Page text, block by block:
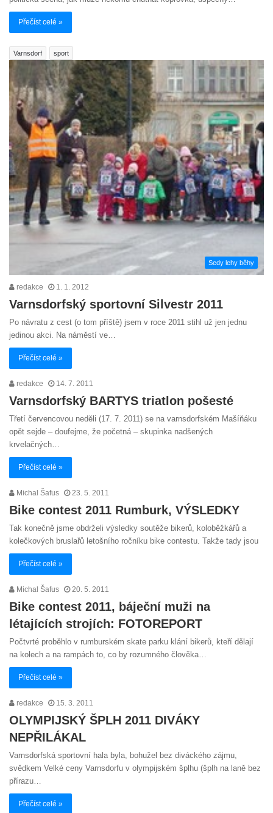
Přečíst celé »
Varnsdorf sport
Sedy lehy běhy
redakce 1. 1. 2012
Varnsdorfský sportovní Silvestr 2011
Po návratu z cest (o tom příště) jsem v roce 2011 stihl už jen jednu
jedinou akci. Na náměstí ve…
Přečíst celé »
redakce 14. 7. 2011
Varnsdorfský BARTYS triatlon pošesté
Třetí červencovou neděli (17. 7. 2011) se na varnsdorfském Mašíňáku
opět sejde – doufejme, že početná – skupinka nadšených
krvelačných…
Přečíst celé »
Michal Šafus 23. 5. 2011
Bike contest 2011 Rumburk, VÝSLEDKY
Tak konečně jsme obdrželi výsledky soutěže bikerů, koloběžkářů a
kolečkových bruslařů letošního ročníku bike contestu. Takže tady jsou
Přečíst celé »
Michal Šafus 20. 5. 2011
Bike contest 2011, báječní muži na
létajících strojích: FOTOREPORT
Počtvrté proběhlo v rumburském skate parku klání bikerů, kteří dělají
na kolech a na rampách to, co by rozumného člověka…
Přečíst celé »
redakce 15. 3. 2011
OLYMPIJSKÝ ŠPLH 2011 DIVÁKY
NEPŘILÁKAL
Varnsdorfská sportovní hala byla, bohužel bez diváckého zájmu,
svědkem Velké ceny Varnsdorfu v olympijském šplhu (šplh na laně bez
přírazu…
Přečíst celé »